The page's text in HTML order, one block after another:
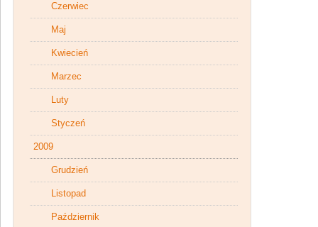
Czerwiec
Maj
Kwiecień
Marzec
Luty
Styczeń
2009
Grudzień
Listopad
Październik